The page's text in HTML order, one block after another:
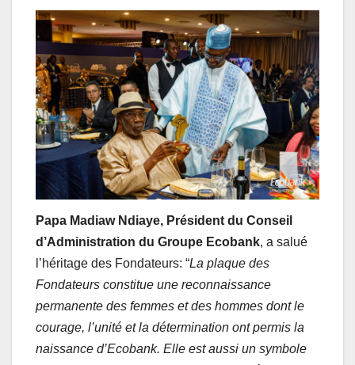
Papa Madiaw Ndiaye, Président du Conseil
d’Administration du Groupe Ecobank, a salué
l’héritage des Fondateurs: “La plaque des
Fondateurs constitue une reconnaissance
permanente des femmes et des hommes dont le
courage, l’unité et la détermination ont permis la
naissance d’Ecobank. Elle est aussi un symbole